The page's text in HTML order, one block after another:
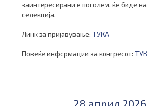
заинтересирани е поголем, ќе биде
селекција.
Линк за пријавување: ТУКА
Повеќе информации за конгресот:
28 април 2026